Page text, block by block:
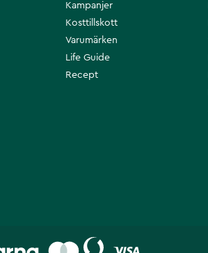
Kampanjer
Kosttillskott
Varumärken
Life Guide
Recept